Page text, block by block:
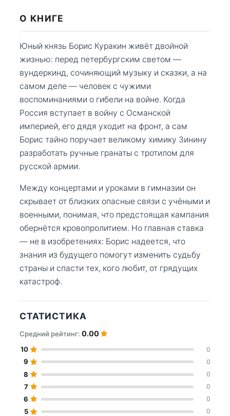
О КНИГЕ
Юный князь Борис Куракин живёт двойной
жизнью: перед петербургским светом —
вундеркинд, сочиняющий музыку и сказки, а на
самом деле — человек с чужими
воспоминаниями о гибели на войне. Когда
Россия вступает в войну с Османской
империей, его дядя уходит на фронт, а сам
Борис тайно поручает великому химику Зинину
разработать ручные гранаты с тротилом для
русской армии.
Между концертами и уроками в гимназии он
скрывает от близких опасные связи с учёными и
военными, понимая, что предстоящая кампания
обернётся кровопролитием. Но главная ставка
— не в изобретениях: Борис надеется, что
знания из будущего помогут изменить судьбу
страны и спасти тех, кого любит, от грядущих
катастроф.
СТАТИСТИКА
Средний рейтинг: 0.00
10 0
9 0
8 0
7 0
6 0
5 0